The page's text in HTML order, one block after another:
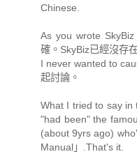
Chinese.
As you wrote
確。SkyBiz已經沒存
I never wanted to
起討論。
What I tried to say in
"had been" the
(about 9yrs ago)
Manual」.That's it.